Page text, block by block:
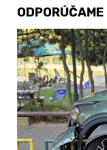
ODPORÚČAME